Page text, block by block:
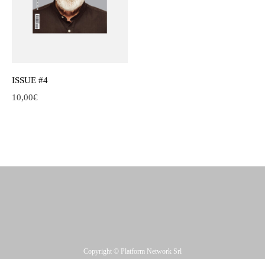
ISSUE #4
10,00€
Copyright © Platform Network Srl